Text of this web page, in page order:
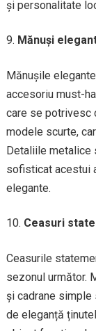
și personalitate
Mănuși
Mănușile
accesoriu must-
care se potrivesc
modele scurte,
Detaliile metalice
sofisticat acestui
elegante.
Ceasuri
Ceasurile
sezonul următor.
și cadrane simple
de eleganță